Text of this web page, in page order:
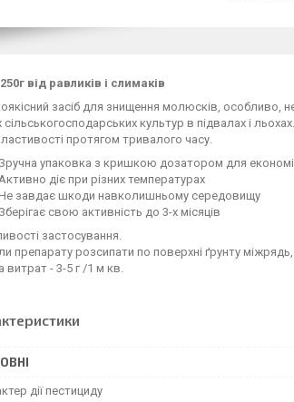
від равликів і слимаків
засіб для знищення молюсків, особливо,
сільськогосподарських культур в підвалах і
протягом тривалого часу.
Зручна упаковка з кришкою дозатором для
Активно діє при різних температурах
завдає шкоди навколишньому середовищу
Зберігає свою активність до 3-х місяців
застосування.
препарату розсипати по поверхні ґрунту
витрат - 3-5 г /1 м кв.
дії пестициду